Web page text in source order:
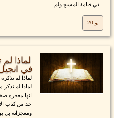
في قيامة المسيح ولم ...
يو 20
لماذا
في
لماذا لم
لماذا لم تذكر
انها معجزه
حد من كتاب
ومعجزاته بل